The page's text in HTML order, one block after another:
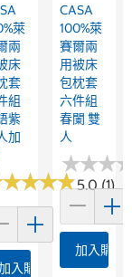
萊
兩
床
套
組
紫
加
★★★★
★★★★5.0 (1)
入購物車
CASA
100%萊
賽爾兩
用被床
包枕套
六件組
春闌 雙
人
★★★
★★★
加入購物